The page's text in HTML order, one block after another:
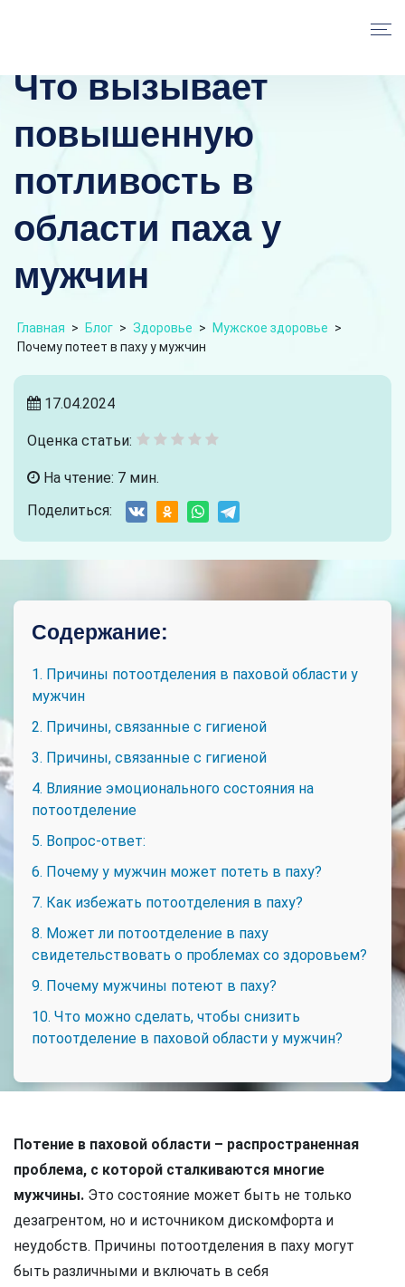
Что вызывает
повышенную
потливость в
области паха у
мужчин
Главная > Блог > Здоровье > Мужское здоровье >
Почему потеет в паху у мужчин
17.04.2024
Оценка статьи:
На чтение: 7 мин.
Поделиться:
Содержание:
1. Причины потоотделения в паховой области у
мужчин
2. Причины, связанные с гигиеной
3. Причины, связанные с гигиеной
4. Влияние эмоционального состояния на
потоотделение
5. Вопрос-ответ:
6. Почему у мужчин может потеть в паху?
7. Как избежать потоотделения в паху?
8. Может ли потоотделение в паху
свидетельствовать о проблемах со здоровьем?
9. Почему мужчины потеют в паху?
10. Что можно сделать, чтобы снизить
потоотделение в паховой области у мужчин?
Потение в паховой области – распространенная
проблема, с которой сталкиваются многие
мужчины. Это состояние может быть не только
дезагрентом, но и источником дискомфорта и
неудобств. Причины потоотделения в паху могут
быть различными и включать в себя